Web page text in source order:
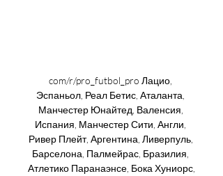
com/r/pro_futbol_pro Лацио,
Эспаньол, Реал Бетис, Аталанта,
Манчестер Юнайтед, Валенсия,
Испания, Манчестер Сити, Англи,
Ривер Плейт, Аргентина, Ливерпуль,
Барселона, Палмейрас, Бразилия,
Атлетико Паранаэнсе, Бока Хуниорс,